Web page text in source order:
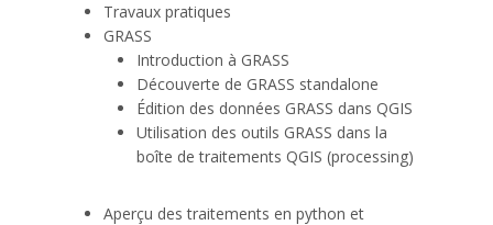
Travaux pratiques
GRASS
Introduction à GRASS
Découverte de GRASS standalone
Édition des données GRASS dans QGIS
Utilisation des outils GRASS dans la
boîte de traitements QGIS (processing)
Aperçu des traitements en python et